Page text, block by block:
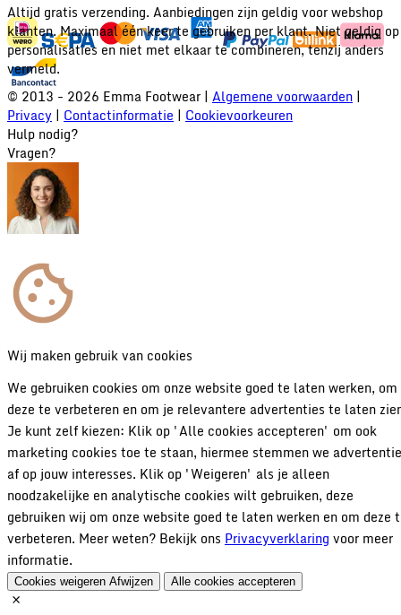
Altijd gratis verzending. Aanbiedingen zijn geldig voor webshop
klanten. Maximaal één keer te gebruiken per klant. Niet geldig op
personalisaties en niet met elkaar te combineren, tenzij anders
vermeld.
© 2013 - 2026 Emma Footwear | Algemene voorwaarden |
Privacy | Contactinformatie | Cookievoorkeuren
Hulp nodig?
Vragen?
Wij maken gebruik van cookies
We gebruiken cookies om onze website goed te laten werken, om
deze te verbeteren en om je relevantere advertenties te laten
Je kunt zelf kiezen: Klik op 'Alle cookies accepteren' om ook
marketing cookies toe te staan, hiermee stemmen we
af op jouw interesses. Klik op 'Weigeren' als je alleen
noodzakelijke en analytische cookies wilt gebruiken, deze
gebruiken wij om onze website goed te laten werken en om deze
verbeteren. Meer weten? Bekijk ons Privacyverklaring voor meer
informatie.
Cookies weigeren Afwijzen Alle cookies accepteren